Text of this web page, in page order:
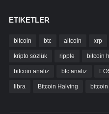
ETIKETLER
bitcoin btc altcoin xrp
kripto sözlük ripple bitcoin
bitcoin analiz btc analiz
libra Bitcoin Halving bitcoin